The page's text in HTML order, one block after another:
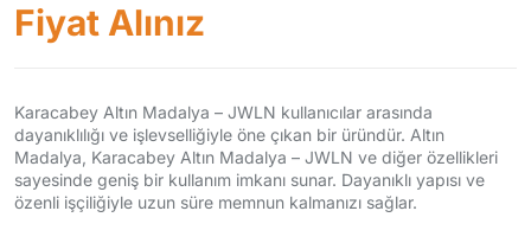
Fiyat Alınız
Karacabey Altın Madalya – JWLN kullanıcılar arasında
dayanıklılığı ve işlevselliğiyle öne çıkan bir üründür. Altın
Madalya, Karacabey Altın Madalya – JWLN ve diğer özellikleri
sayesinde geniş bir kullanım imkanı sunar. Dayanıklı yapısı ve
özenli işçiliğiyle uzun süre memnun kalmanızı sağlar.